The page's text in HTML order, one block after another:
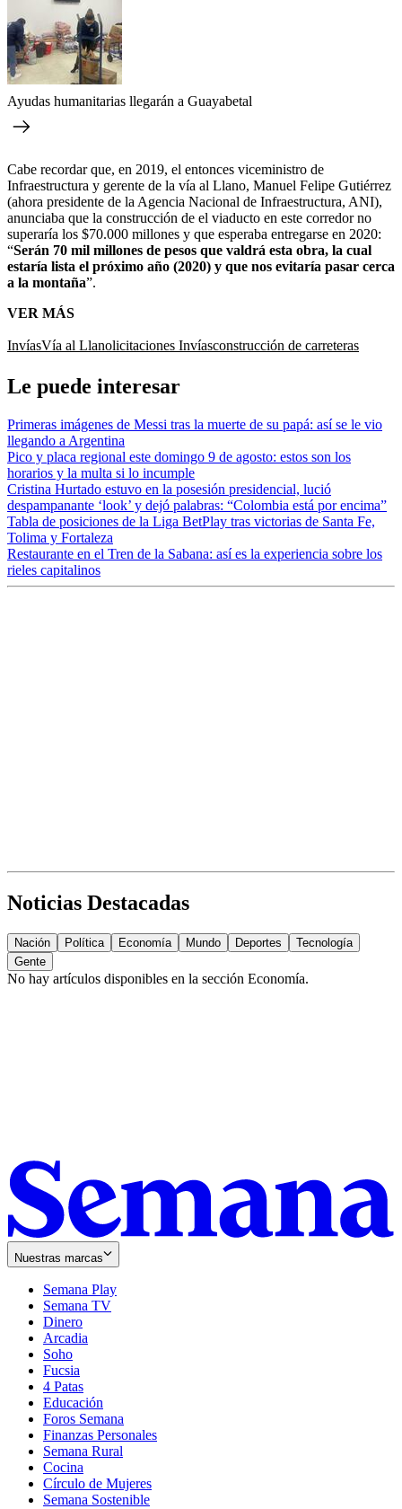
Ayudas humanitarias llegarán a Guayabetal
Cabe recordar que, en 2019, el entonces viceministro de
Infraestructura y gerente de la vía al Llano, Manuel Felipe Gutiérrez
(ahora presidente de la Agencia Nacional de Infraestructura, ANI),
anunciaba que la construcción de el viaducto en este corredor no
superaría los $70.000 millones y que esperaba entregarse en 2020:
“Serán 70 mil millones de pesos que valdrá esta obra, la cual
estaría lista el próximo año (2020) y que nos evitaría pasar cerca
a la montaña”.
VER MÁS
InvíasVía al Llanolicitaciones Invíasconstrucción de carreteras
Le puede interesar
Primeras imágenes de Messi tras la muerte de su papá: así se le vio
llegando a Argentina
Pico y placa regional este domingo 9 de agosto: estos son los
horarios y la multa si lo incumple
Cristina Hurtado estuvo en la posesión presidencial, lució
despampanante ‘look’ y dejó palabras: “Colombia está por encima”
Tabla de posiciones de la Liga BetPlay tras victorias de Santa Fe,
Tolima y Fortaleza
Restaurante en el Tren de la Sabana: así es la experiencia sobre los
rieles capitalinos
Noticias Destacadas
Nación Política Economía Mundo Deportes
Tecnología
Gente
No hay artículos disponibles en la sección Economía.
Nuestras marcas
Semana Play
Semana TV
Dinero
Arcadia
Soho
in
new
window
Fucsia
in
new
window
4 Patas
Educación
Foros Semana
Finanzas Personales
Semana Rural
Cocina
Círculo de Mujeres
Semana Sostenible